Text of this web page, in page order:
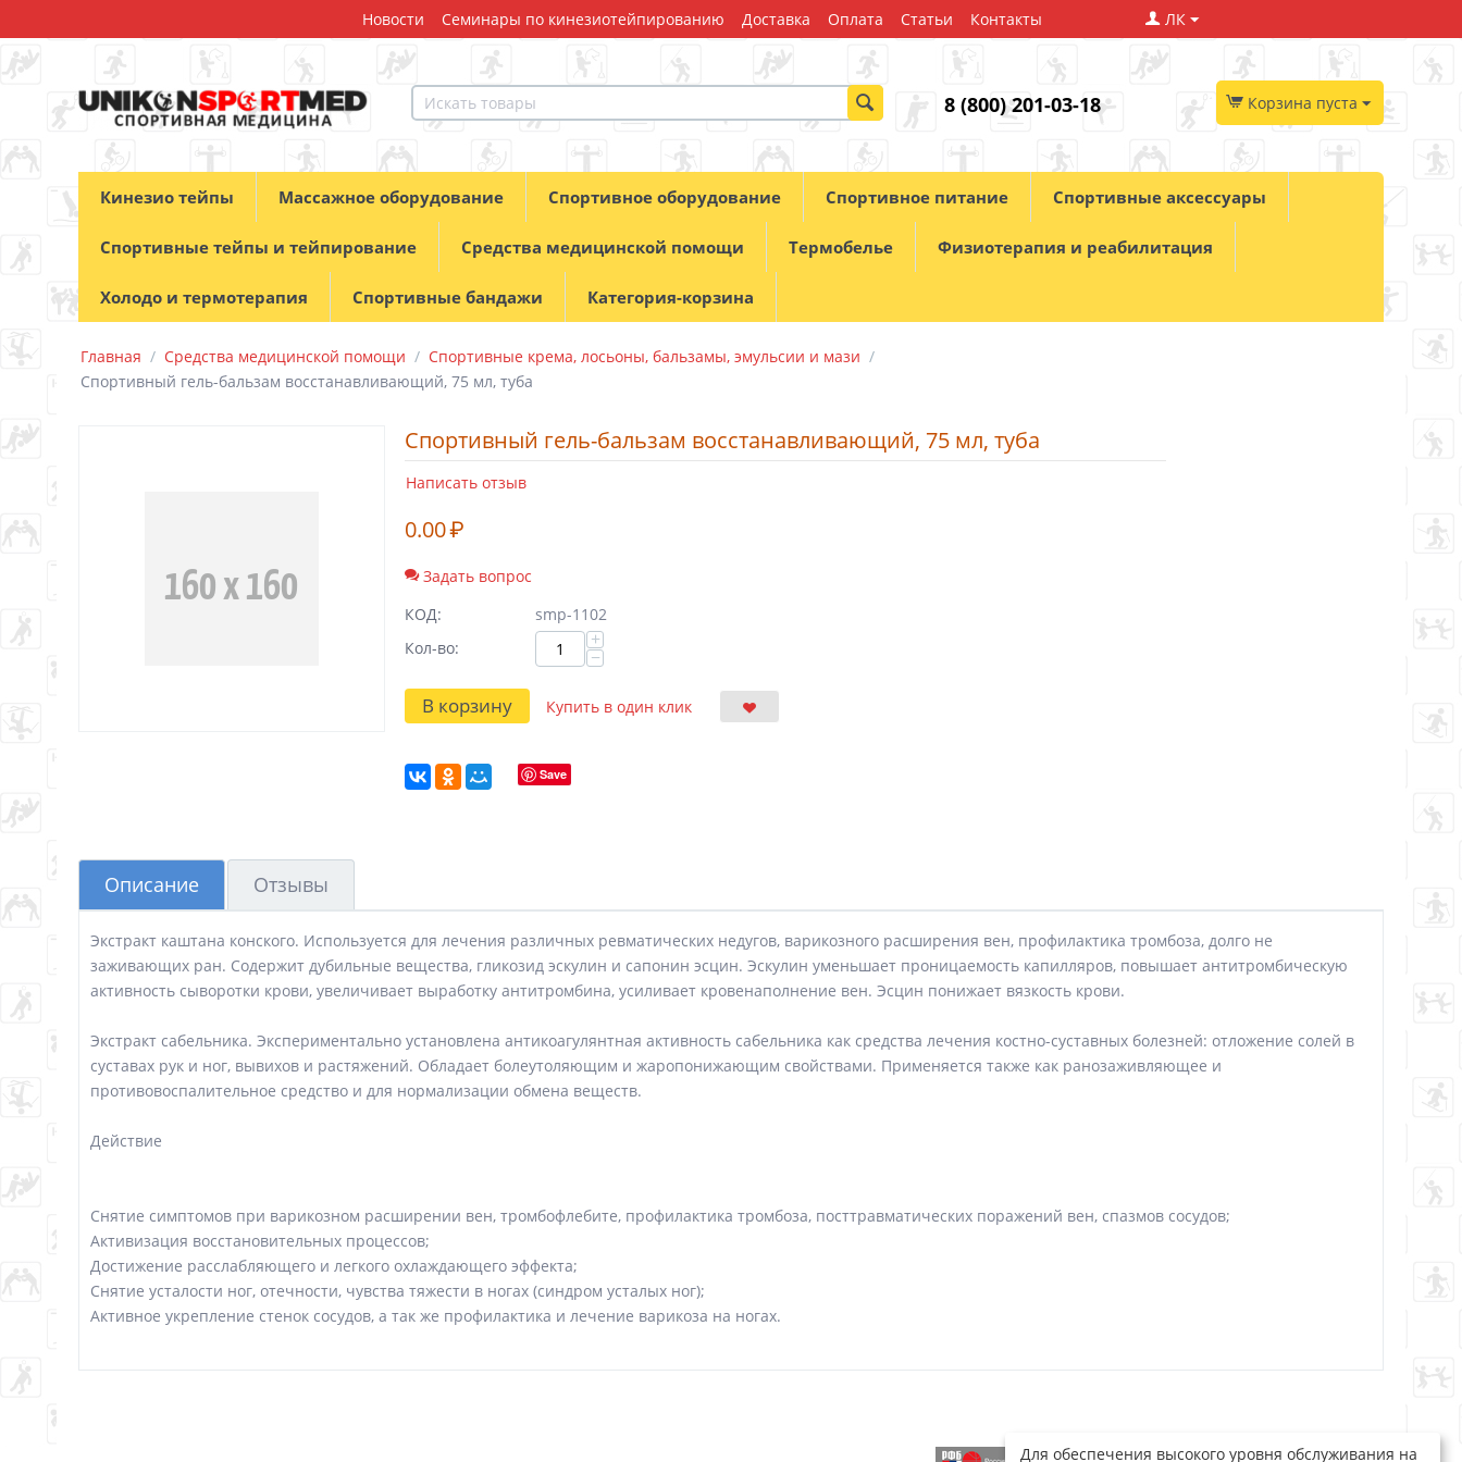
Новости Семинары по кинезиотейпированию Доставка Оплата Статьи Контакты ЛК
8 (800) 201-03-18 Корзина пуста
Кинезио тейпы Массажное оборудование Спортивное оборудование Спортивное питание Спортивные аксессуары
Спортивные тейпы и тейпирование Средства медицинской помощи Термобелье Физиотерапия и реабилитация
Холодо и термотерапия Спортивные бандажи Категория-корзина
Главная / Средства медицинской помощи / Спортивные крема, лосьоны, бальзамы, эмульсии и мази /
Спортивный гель-бальзам восстанавливающий, 75 мл, туба
Спортивный гель-бальзам восстанавливающий, 75 мл, туба
Написать отзыв
0.00₽
Задать вопрос
КОД:
smp-1102
Кол-во:
+
−
В корзину Купить в один клик
Save
Описание Отзывы
Экстракт каштана конского. Используется для лечения различных ревматических недугов, варикозного расширения вен, профилактика тромбоза, долго не
заживающих ран. Содержит дубильные вещества, гликозид эскулин и сапонин эсцин. Эскулин уменьшает проницаемость капилляров, повышает антитромбическую
активность сыворотки крови, увеличивает выработку антитромбина, усиливает кровенаполнение вен. Эсцин понижает вязкость крови.
Экстракт сабельника. Экспериментально установлена антикоагулянтная активность сабельника как средства лечения костно-суставных болезней: отложение солей в
суставах рук и ног, вывихов и растяжений. Обладает болеутоляющим и жаропонижающим свойствами. Применяется также как ранозаживляющее и
противовоспалительное средство и для нормализации обмена веществ.
Действие
Снятие симптомов при варикозном расширении вен, тромбофлебите, профилактика тромбоза, посттравматических поражений вен, спазмов сосудов;
Активизация восстановительных процессов;
Достижение расслабляющего и легкого охлаждающего эффекта;
Снятие усталости ног, отечности, чувства тяжести в ногах (синдром усталых ног);
Активное укрепление стенок сосудов, а так же профилактика и лечение варикоза на ногах.
Для обеспечения высокого уровня обслуживания на